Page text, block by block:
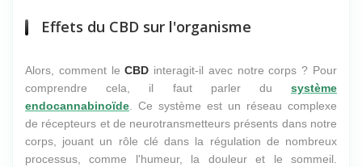
Effets du CBD sur l'organisme
Alors, comment leCBD interagit-il avec notre corps ? Pour
comprendre cela, il faut parler du système
endocannabinoïde. Ce système est un réseau complexe
de récepteurs et de neurotransmetteurs présents dans notre
corps, jouant un rôle clé dans la régulation de nombreux
processus, comme l'humeur, la douleur et le sommeil.